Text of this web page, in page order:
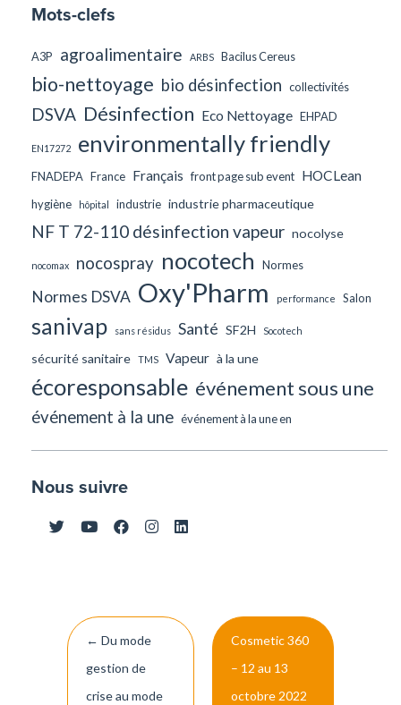
Mots-clefs
A3P agroalimentaire ARBS Bacilus Cereus
bio-nettoyage bio désinfection collectivités
DSVA Désinfection Eco Nettoyage EHPAD
EN17272 environmentally friendly
FNADEPA France Français front page sub event HOCLean
hygiène hôpital industrie industrie pharmaceutique
NF T 72-110 désinfection vapeur nocolyse
nocomax nocospray nocotech Normes
Normes DSVA Oxy'Pharm performance Salon
sanivap sans résidus Santé SF2H Socotech
sécurité sanitaire TMS Vapeur à la une
écoresponsable événement sous une
événement à la une événement à la une en
Nous suivre
Navigation
← Du mode
gestion de
crise au mode
Cosmetic 360
– 12 au 13
octobre 2022